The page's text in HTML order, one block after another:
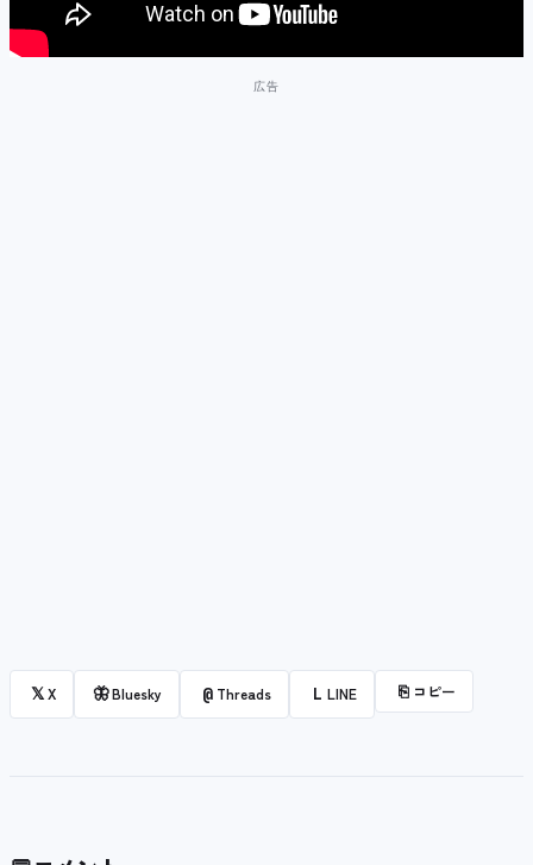
𝕏X 🦋Bluesky @ Threads L LINE ⎘ コピー